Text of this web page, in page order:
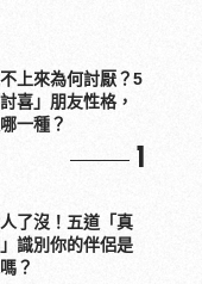
上來為何討厭？5
喜」朋友性格，
一種？
1
了沒！五道「真
識別你的伴侶是
？